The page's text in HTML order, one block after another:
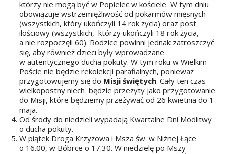
którzy nie mogą być w Popielec w kościele. W tym dniu
obowiązuje wstrzemięźliwość od pokarmów mięsnych
(wszystkich, który ukończyli 14 rok życia) oraz post
ilościowy (wszystkich, którzy ukończyli 18 rok życia,
a nie rozpoczęli 60). Rodzice powinni jednak zatroszczyć
się, aby również dzieci były wprowadzane
w autentycznego ducha pokuty. W tym roku w Wielkim
Poście nie będzie rekolekcji parafialnych, ponieważ
przygotowujemy się do Misji świętych. Cały ten czas
wielkopostny niech będzie przeżyty jako przygotowanie
do Misji, które będziemy przeżywać od 26 kwietnia do 1
maja.
Od środy do niedzieli wypadają Kwartalne Dni Modlitwy
o ducha pokuty.
W piątek Droga Krzyżowa i Msza św. w Niżnej Łące
o 16.00, w Bóbrce o 17.30. W niedzielę po Mszy